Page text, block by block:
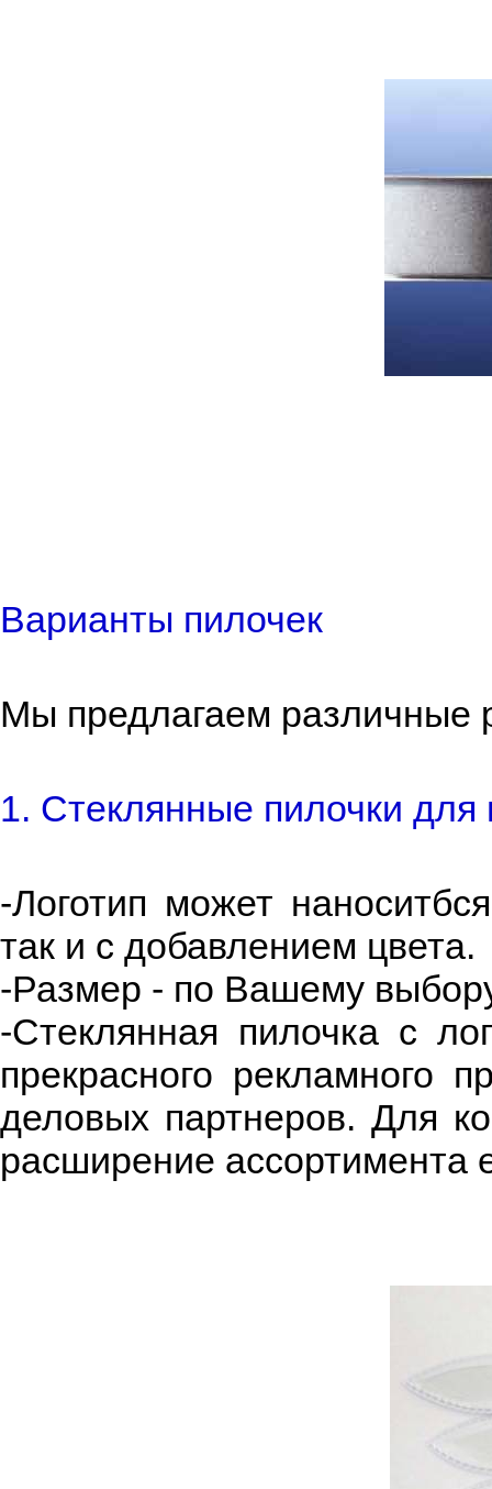
Варианты пилочек
Мы предлагаем различные
1. Стеклянные пилочки для
-Логотип может
так и с добавлением цвета.
-Размер - по Вашему
-Стеклянная пилочка с
прекрасного рекламного
деловых партнеров. Для
расширение ассортимента